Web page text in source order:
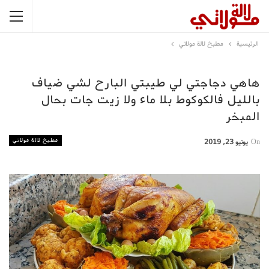
الرئيسية مطبخ لالة مولاتي
هاهي دجاجتي لي طيبتي البارح لشي ضياف
بالليل فالكوكوط بلا ماء ولا زيت جات بحال
المبخر
مطبخ لالة مولاتي On يونيو 23, 2019